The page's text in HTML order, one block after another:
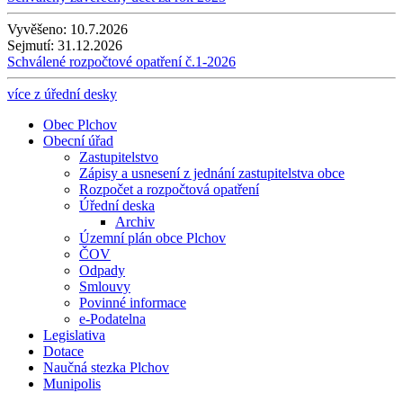
Vyvěšeno: 10.7.2026
Sejmutí: 31.12.2026
Schválené rozpočtové opatření č.1-2026
více z úřední desky
Obec Plchov
Obecní úřad
Zastupitelstvo
Zápisy a usnesení z jednání zastupitelstva obce
Rozpočet a rozpočtová opatření
Úřední deska
Archiv
Územní plán obce Plchov
ČOV
Odpady
Smlouvy
Povinné informace
e-Podatelna
Legislativa
Dotace
Naučná stezka Plchov
Munipolis